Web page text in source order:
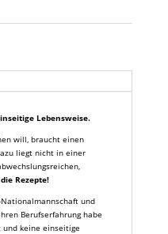
Lebensweise.
will, braucht einen
liegt nicht in einer
Rezepte!
und
Berufserfahrung habe
keine einseitige